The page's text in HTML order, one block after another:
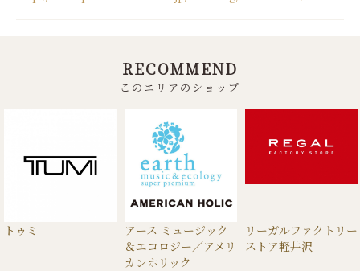
RECOMMEND
このエリアのショップ
トゥミ
アース ミュージック
＆エコロジー／アメリ
カンホリック
リーガルファクトリー
ストア軽井沢